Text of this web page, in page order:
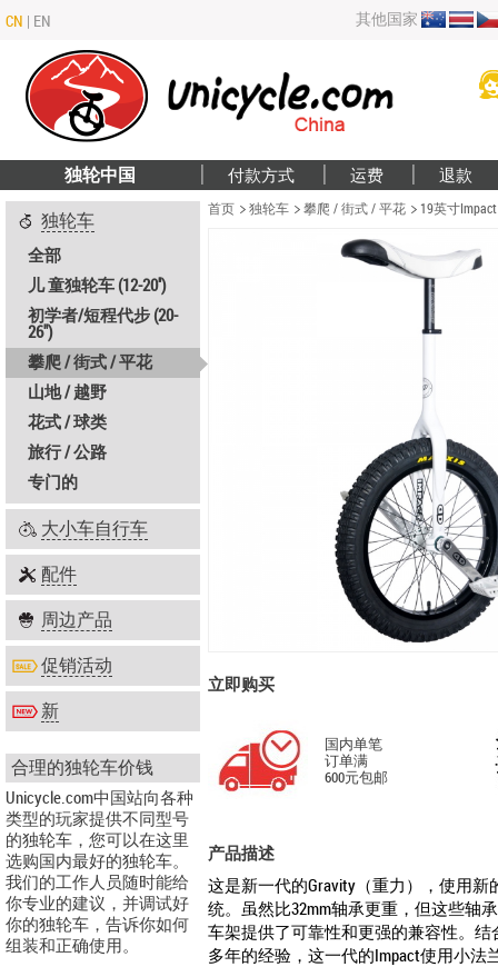
CN | EN 其他国家
独轮中国 付款方式 运费 退款
独轮车
全部
儿 童独轮车 (12-20'')
初学者/短程代步 (20-
26")
攀爬 / 街式 / 平花
山地 / 越野
花式 / 球类
旅行 / 公路
专门的
大小车自行车
配件
周边产品
促销活动
新
合理的独轮车价钱
Unicycle.com中国站向各种
类型的玩家提供不同型号
的独轮车，您可以在这里
选购国内最好的独轮车。
我们的工作人员随时能给
你专业的建议，并调试好
你的独轮车，告诉你如何
组装和正确使用。
首页 独轮车 攀爬 / 街式 / 平花 19英寸
立即购买
国内单笔
订单满
600元包邮
产品描述
这是新一代的Gravity（重力），使用新
统。虽然比32mm轴承更重，但这些轴
车架提供了可靠性和更强的兼容性。结
多年的经验，这一代的Impact使用小法